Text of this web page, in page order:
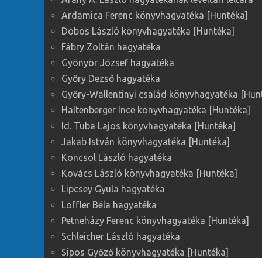
Ardamica Ferenc könyvhagyatéka [Huntéka]
Dobos László könyvhagyatéka [Huntéka]
Fábry Zoltán hagyatéka
Gyönyör József hagyatéka
Győry Dezső hagyatéka
Győry-Wallentinyi család könyvhagyatéka
Haltenberger Ince könyvhagyatéka [Huntéka]
Id. Tuba Lajos könyvhagyatéka [Huntéka]
Jakab István könyvhagyatéka [Huntéka]
Koncsol László hagyatéka
Kovács László könyvhagyatéka [Huntéka]
Lipcsey Gyula hagyatéka
Löffler Béla hagyatéka
Petneházy Ferenc könyvhagyatéka [Huntéka]
Schleicher László hagyatéka
Sipos Győző könyvhagyatéka [Huntéka]